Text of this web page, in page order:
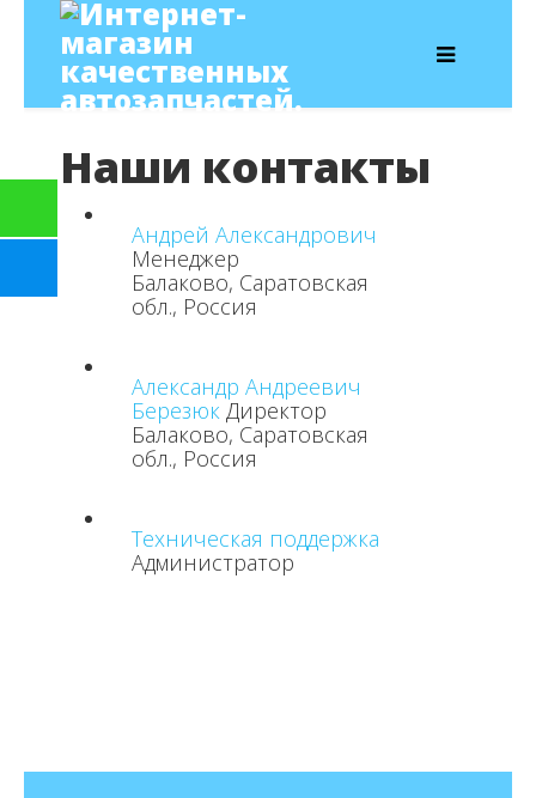
Наши контакты
Андрей Александрович
Менеджер
Балаково, Саратовская
обл., Россия
Александр Андреевич
Березюк Директор
Балаково, Саратовская
обл., Россия
Техническая поддержка
Администратор